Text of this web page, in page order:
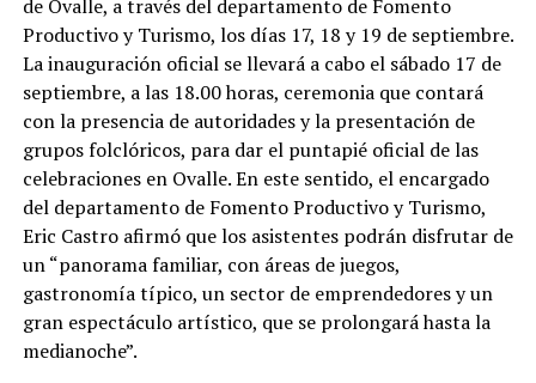
de Ovalle, a través del departamento de Fomento
Productivo y Turismo, los días 17, 18 y 19 de septiembre.
La inauguración oficial se llevará a cabo el sábado 17 de
septiembre, a las 18.00 horas, ceremonia que contará
con la presencia de autoridades y la presentación de
grupos folclóricos, para dar el puntapié oficial de las
celebraciones en Ovalle. En este sentido, el encargado
del departamento de Fomento Productivo y Turismo,
Eric Castro afirmó que los asistentes podrán disfrutar de
un “panorama familiar, con áreas de juegos,
gastronomía típico, un sector de emprendedores y un
gran espectáculo artístico, que se prolongará hasta la
medianoche”.